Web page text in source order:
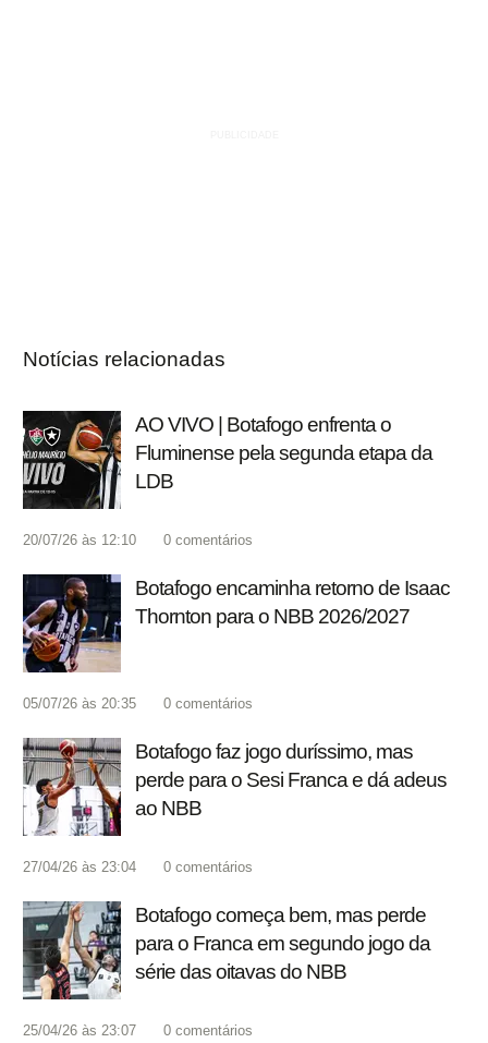
Notícias relacionadas
AO VIVO | Botafogo enfrenta o
Fluminense pela segunda etapa da
LDB
20/07/26 às 12:10 0 comentários
Botafogo encaminha retorno de Isaac
Thornton para o NBB 2026/2027
05/07/26 às 20:35 0 comentários
Botafogo faz jogo duríssimo, mas
perde para o Sesi Franca e dá adeus
ao NBB
27/04/26 às 23:04 0 comentários
Botafogo começa bem, mas perde
para o Franca em segundo jogo da
série das oitavas do NBB
25/04/26 às 23:07 0 comentários